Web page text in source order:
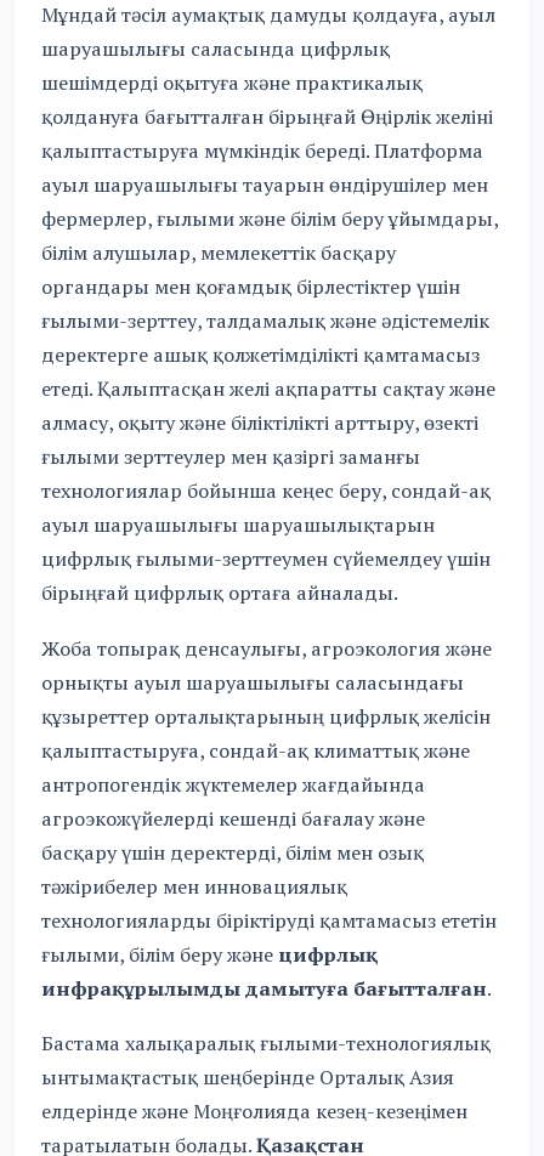
Мұндай тәсіл аумақтық дамуды қолдауға, ауыл
шаруашылығы саласында цифрлық
шешімдерді оқытуға және практикалық
қолдануға бағытталған бірыңғай Өңірлік желіні
қалыптастыруға мүмкіндік береді. Платформа
ауыл шаруашылығы тауарын өндірушілер мен
фермерлер, ғылыми және білім беру ұйымдары,
білім алушылар, мемлекеттік басқару
органдары мен қоғамдық бірлестіктер үшін
ғылыми-зерттеу, талдамалық және әдістемелік
деректерге ашық қолжетімділікті қамтамасыз
етеді. Қалыптасқан желі ақпаратты сақтау және
алмасу, оқыту және біліктілікті арттыру, өзекті
ғылыми зерттеулер мен қазіргі заманғы
технологиялар бойынша кеңес беру, сондай-ақ
ауыл шаруашылығы шаруашылықтарын
цифрлық ғылыми-зерттеумен сүйемелдеу үшін
бірыңғай цифрлық ортаға айналады.
Жоба топырақ денсаулығы, агроэкология және
орнықты ауыл шаруашылығы саласындағы
құзыреттер орталықтарының цифрлық желісін
қалыптастыруға, сондай-ақ климаттық және
антропогендік жүктемелер жағдайында
агроэкожүйелерді кешенді бағалау және
басқару үшін деректерді, білім мен озық
тәжірибелер мен инновациялық
технологияларды біріктіруді қамтамасыз ететін
ғылыми, білім беру және цифрлық
инфрақұрылымды дамытуға бағытталған.
Бастама халықаралық ғылыми-технологиялық
ынтымақтастық шеңберінде Орталық Азия
елдерінде және Моңғолияда кезең-кезеңімен
таратылатын болады.Қазақстан